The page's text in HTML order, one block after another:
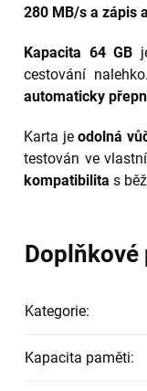
280 MB/s a zápis
Kapacita 64 GB
cestování nalehko.
automaticky
Karta jeodolná
testován ve
kompatibilita s
Doplňkové
Kategorie:
Kapacita paměti: